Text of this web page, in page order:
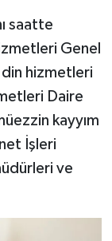
saatte
Genel
hizmetleri
Daire
kayyım
İşleri
ve